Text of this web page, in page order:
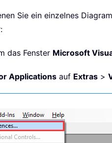
Sie ein einzelnes
das Fenster Microsoft
Applications auf Extras >